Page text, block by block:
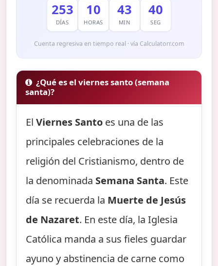
253
DÍAS
10
HORAS
43
MIN
39
SEG
Cuenta regresiva en tiempo real · vía Calculatorr.com
¿Qué es el viernes santo (semana
santa)?
ElViernes Santo es una de las
principales celebraciones de la
religión del Cristianismo, dentro de
la denominada Semana Santa. Este
día se recuerda la Muerte de Jesús
de Nazaret. En este día, la Iglesia
Católica manda a sus fieles guardar
ayuno y abstinencia de carne como